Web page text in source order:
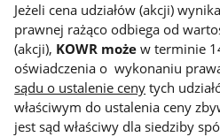
Jeżeli cena udziałów (akcji)
prawnej rażąco odbiega od
(akcji), KOWR może w terminie
oświadczenia o wykonaniu
sądu o ustalenie ceny tych
właściwym do ustalenia ceny
jest sąd właściwy dla siedziby